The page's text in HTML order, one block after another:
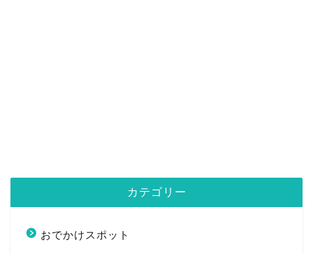
カテゴリー
おでかけスポット